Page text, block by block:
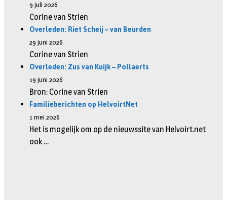
9 juli 2026
Corine van Strien
Overleden: Riet Scheij – van Beurden
29 juni 2026
Corine van Strien
Overleden: Zus van Kuijk – Pollaerts
19 juni 2026
Bron: Corine van Strien
Familieberichten op HelvoirtNet
1 mei 2026
Het is mogelijk om op de nieuwssite van Helvoirt.net
ook …